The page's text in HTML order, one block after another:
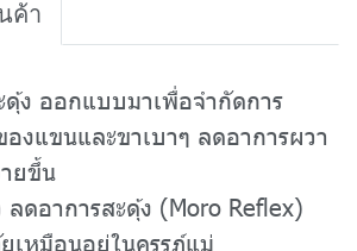
ค้า
ดุ้ง ออกแบบมาเพื่อจำกัดการ
งแขนและขาเบาๆ ลดอาการผวา
ยขึ้น
ดอาการสะดุ้ง (Moro Reflex)
เหมือนอยู่ในครรภ์แม่